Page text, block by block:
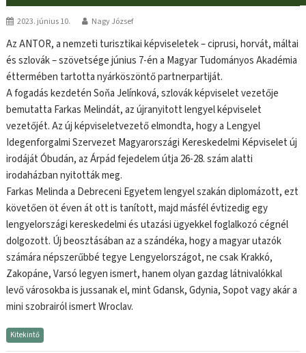
2023. június 10. Nagy József
Az ANTOR, a nemzeti turisztikai képviseletek – ciprusi, horvát, máltai
és szlovák – szövetsége június 7-én a Magyar Tudományos Akadémia
éttermében tartotta nyárköszöntő partnerpartiját.
A fogadás kezdetén Soňa Jelínková, szlovák képviselet vezetője
bemutatta Farkas Melindát, az újranyitott lengyel képviselet
vezetőjét. Az új képviseletvezető elmondta, hogy a Lengyel
Idegenforgalmi Szervezet Magyarországi Kereskedelmi Képviselet új
irodáját Óbudán, az Árpád fejedelem útja 26-28. szám alatti
irodaházban nyitották meg.
Farkas Melinda a Debreceni Egyetem lengyel szakán diplomázott, ezt
követően öt éven át ott is tanított, majd másfél évtizedig egy
lengyelországi kereskedelmi és utazási ügyekkel foglalkozó cégnél
dolgozott. Új beosztásában az a szándéka, hogy a magyar utazók
számára népszerűbbé tegye Lengyelországot, ne csak Krakkó,
Zakopáne, Varsó legyen ismert, hanem olyan gazdag látnivalókkal
levő városokba is jussanak el, mint Gdansk, Gdynia, Sopot vagy akár a
mini szobrairól ismert Wroclav.
Kitekintő